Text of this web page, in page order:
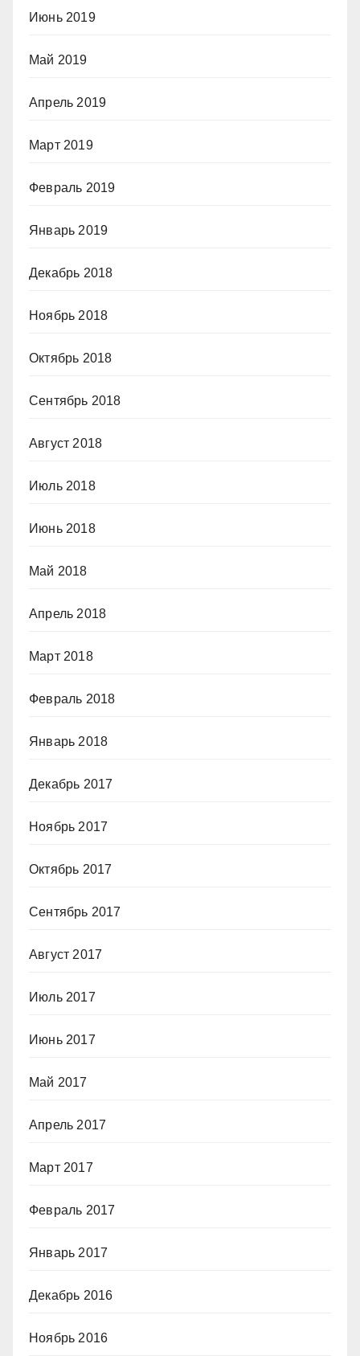
Июнь 2019
Май 2019
Апрель 2019
Март 2019
Февраль 2019
Январь 2019
Декабрь 2018
Ноябрь 2018
Октябрь 2018
Сентябрь 2018
Август 2018
Июль 2018
Июнь 2018
Май 2018
Апрель 2018
Март 2018
Февраль 2018
Январь 2018
Декабрь 2017
Ноябрь 2017
Октябрь 2017
Сентябрь 2017
Август 2017
Июль 2017
Июнь 2017
Май 2017
Апрель 2017
Март 2017
Февраль 2017
Январь 2017
Декабрь 2016
Ноябрь 2016